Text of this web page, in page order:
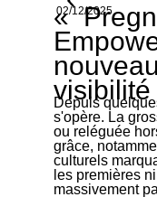
02/12/2025
«
visibilité
Depuis
s'opère. La
ou reléguée
grâce,
culturels
les premières
massivement